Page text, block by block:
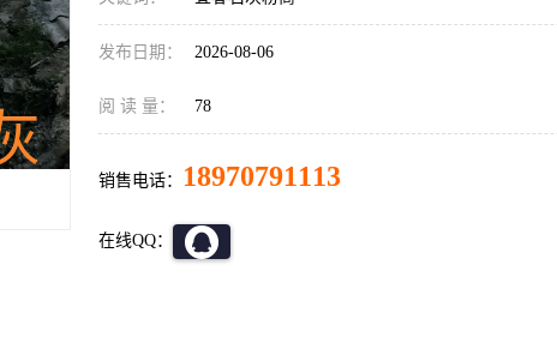
发布日期： 2026-08-06
阅 读 量： 78
销售电话： 18970791113
在线QQ：